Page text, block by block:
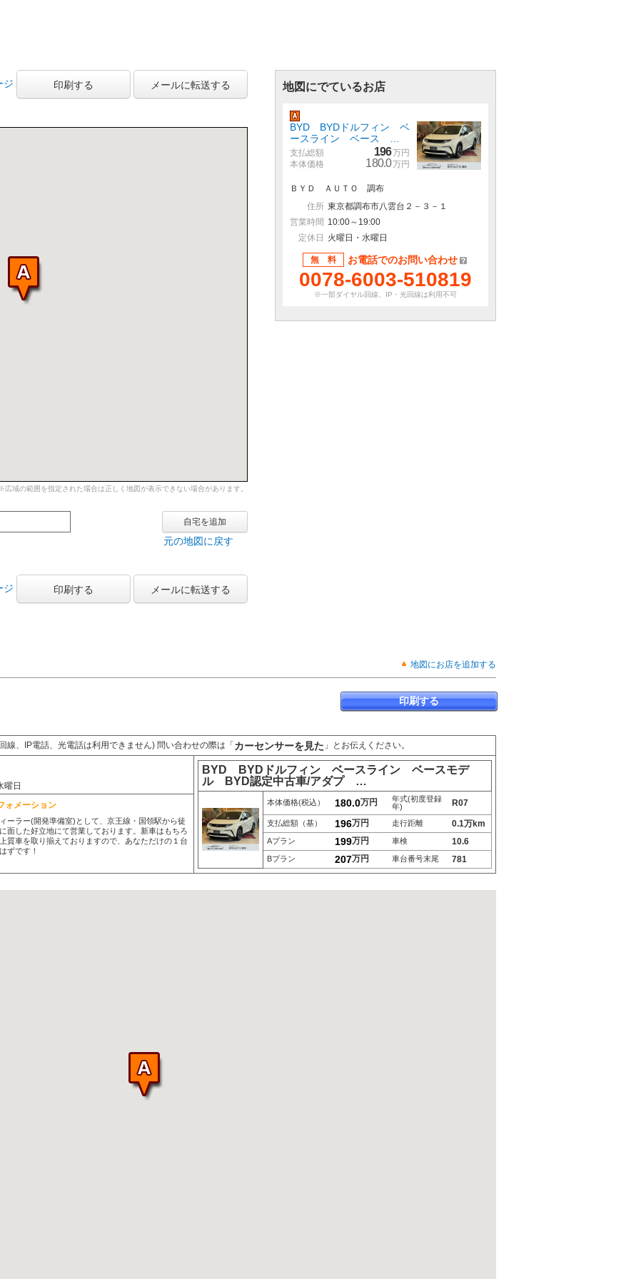
ジ 印刷する メールに転送する
広域の範囲を指定された場合は正しく地図が表示できない場合があります。
自宅を追加
元の地図に戻す
ジ 印刷する メールに転送する
地図にでているお店
BYD BYDドルフィン ベ
ースライン ベース …
支払総額 196万円
本体価格
180.0万円
ＢＹＤ ＡＵＴＯ 調布
住所 東京都調布市八雲台２－３－１
営業時間 10:00～19:00
定休日
火曜日・水曜日
無 料 お電話でのお問い合わせ
0078-6003-510819
※一部ダイヤル回線、IP・光回線は利用不可
地図にお店を追加する
印刷する
線、IP電話、光電話は利用できません) 問い合わせの際は「カーセンサーを見た 」とお伝えください。
日
BYD BYDドルフィン ベースライン ベースモデ
ル BYD認定中古車/アダプ …
本体価格(税込） 180.0万円
年式(初度登録
年)
R07
支払総額（基） 196万円 走行距離 0.1万km
Aプラン 199万円 車検 10.6
Bプラン 207万円 車台番号末尾 781
ォメーション
ーラー(開発準備室)として、京王線・国領駅から徒
面した好立地にて営業しております。新車はもちろ
質車を取り揃えておりますので、あなただけの１台
ずです！